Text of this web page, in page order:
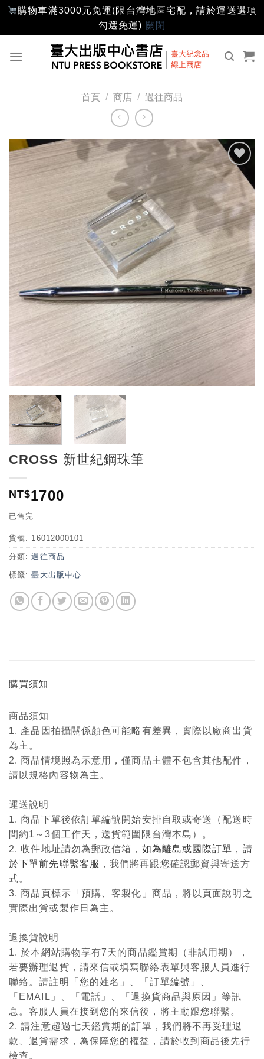
購物車滿3000元免運(限台灣地區宅配，請於運送選項
勾選免運) 關閉
首頁 / 商店 / 過往商品
加入
「願
望輕
單」
CROSS 新世紀鋼珠筆
NT$1700
已售完
貨號: 16012000101
分類:過往商品
標籤:臺大出版中心
購買須知
商品須知
1. 產品因拍攝關係顏色可能略有差異，實際以廠商出貨
為主。
2. 商品情境照為示意用，僅商品主體不包含其他配件，
請以規格內容物為主。
運送說明
1. 商品下單後依訂單編號開始安排自取或寄送（配送時
間約1～3個工作天，送貨範圍限台灣本島）。
2. 收件地址請勿為郵政信箱， 如為離島或國際訂單，請
於下單前先聯繫客服 ，我們將再跟您確認郵資與寄送方
式。
3. 商品頁標示「預購、客製化」商品，將以頁面說明之
實際出貨或製作日為主。
退換貨說明
1. 於本網站購物享有7天的商品鑑賞期（非試用期），
若要辦理退貨，請來信或填寫聯絡表單與客服人員進行
聯絡。請註明「您的姓名」、「訂單編號」、
「EMAIL」、「電話」、「退換貨商品與原因」等訊
息。客服人員在接到您的來信後，將主動跟您聯繫。
2. 請注意超過七天鑑賞期的訂單，我們將不再受理退
款、退貨需求，為保障您的權益，請於收到商品後先行
檢查。